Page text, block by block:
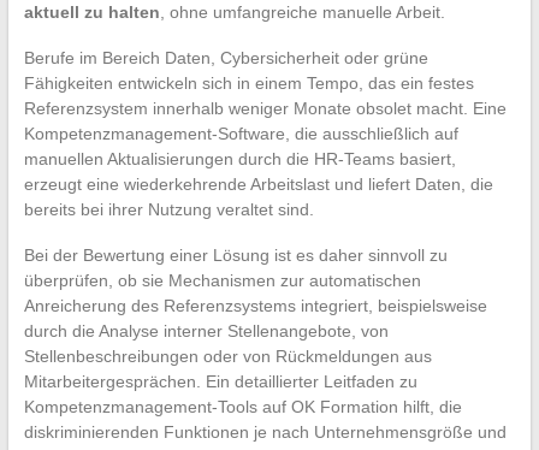
aktuell zu halten , ohne umfangreiche manuelle Arbeit.
Berufe im Bereich Daten, Cybersicherheit oder grüne
Fähigkeiten entwickeln sich in einem Tempo, das ein festes
Referenzsystem innerhalb weniger Monate obsolet macht. Eine
Kompetenzmanagement-Software, die ausschließlich auf
manuellen Aktualisierungen durch die HR-Teams basiert,
erzeugt eine wiederkehrende Arbeitslast und liefert Daten, die
bereits bei ihrer Nutzung veraltet sind.
Bei der Bewertung einer Lösung ist es daher sinnvoll zu
überprüfen, ob sie Mechanismen zur automatischen
Anreicherung des Referenzsystems integriert, beispielsweise
durch die Analyse interner Stellenangebote, von
Stellenbeschreibungen oder von Rückmeldungen aus
Mitarbeitergesprächen. Ein detaillierter Leitfaden zu
Kompetenzmanagement-Tools auf OK Formation hilft, die
diskriminierenden Funktionen je nach Unternehmensgröße und